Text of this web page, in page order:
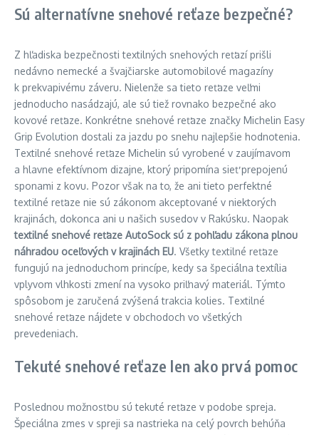
Sú alternatívne snehové reťaze bezpečné?
Z hľadiska bezpečnosti textilných snehových reťazí prišli
nedávno nemecké a švajčiarske automobilové magazíny
k prekvapivému záveru. Nielenže sa tieto reťaze veľmi
jednoducho nasádzajú, ale sú tiež rovnako bezpečné ako
kovové reťaze. Konkrétne snehové reťaze značky Michelin Easy
Grip Evolution dostali za jazdu po snehu najlepšie hodnotenia.
Textilné snehové reťaze Michelin sú vyrobené v zaujímavom
a hlavne efektívnom dizajne, ktorý pripomína sieť prepojenú
sponami z kovu. Pozor však na to, že ani tieto perfektné
textilné reťaze nie sú zákonom akceptované v niektorých
krajinách, dokonca ani u našich susedov v Rakúsku. Naopak
textilné snehové reťaze AutoSock sú z pohľadu zákona plnou
náhradou oceľových v krajinách EU. Všetky textilné reťaze
fungujú na jednoduchom princípe, kedy sa špeciálna textília
vplyvom vlhkosti zmení na vysoko priľnavý materiál. Týmto
spôsobom je zaručená zvýšená trakcia kolies. Textilné
snehové reťaze nájdete v obchodoch vo všetkých
prevedeniach.
Tekuté snehové reťaze len ako prvá pomoc
Poslednou možnosťou sú tekuté reťaze v podobe spreja.
Špeciálna zmes v spreji sa nastrieka na celý povrch behúňa